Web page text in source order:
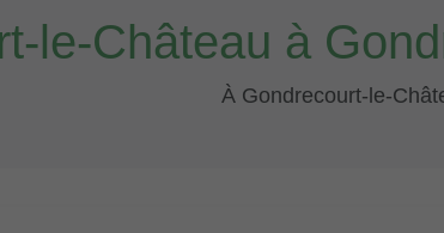
le-Château à
À Gondrecourt-le-